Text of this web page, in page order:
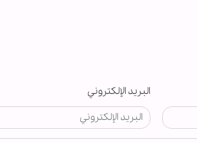
البريد الإلكتروني